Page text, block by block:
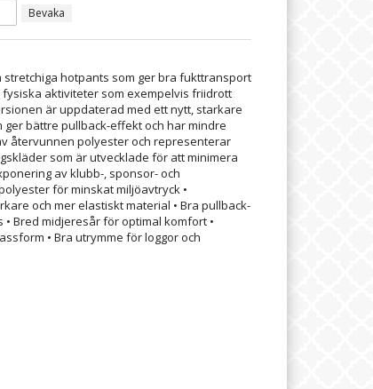
Bevaka
stretchiga hotpants som ger bra fukttransport
aktiviteter som exempelvis friidrott
är uppdaterad med ett nytt, starkare
ger bättre pullback-effekt och har mindre
återvunnen polyester och representerar
som är utvecklade för att minimera
av klubb-, sponsor- och
för minskat miljöavtryck •
och mer elastiskt material • Bra pullback-
Bred midjeresår för optimal komfort •
• Bra utrymme för loggor och